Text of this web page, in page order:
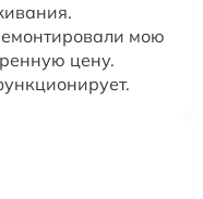
мою
цену.